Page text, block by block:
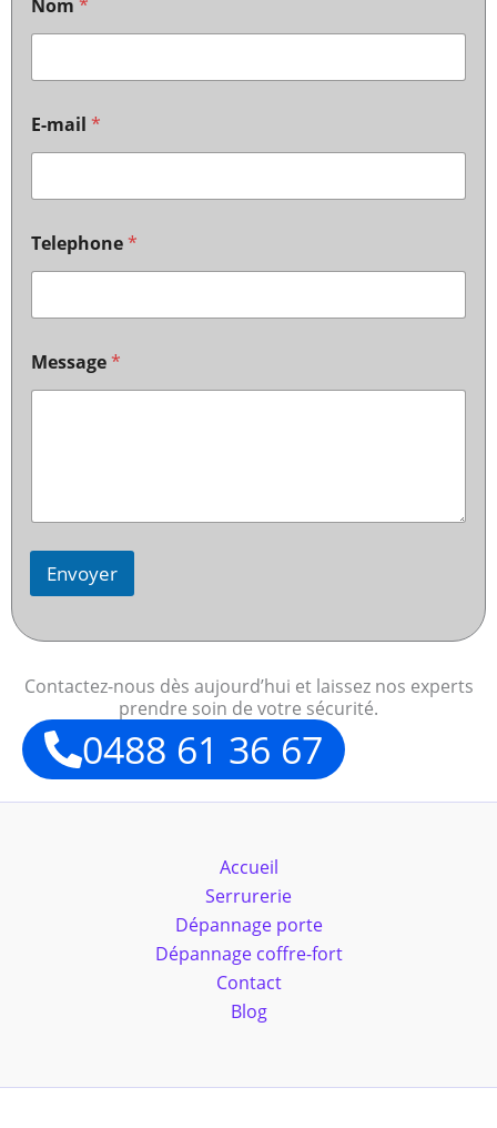
Nom *
E-mail *
Telephone*
Message*
Envoyer
Contactez-nous dès aujourd’hui et laissez nos experts
prendre soin de votre sécurité.
0488 61 36 67
Accueil
Serrurerie
Dépannage porte
Dépannage coffre-fort
Contact
Blog